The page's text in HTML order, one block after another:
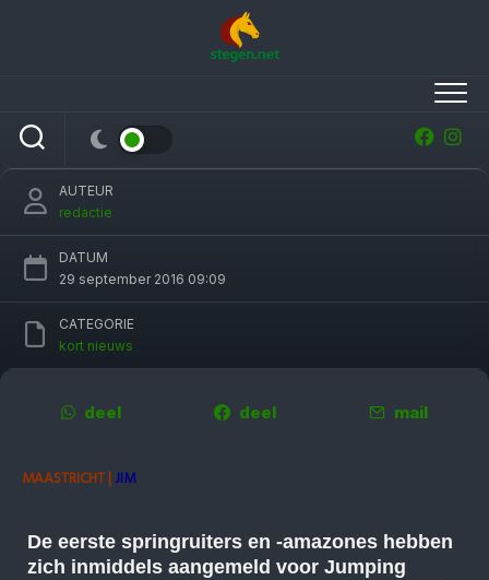
Topruiters melden zich voor Jumping Indoor
Maastricht
AUTEUR
redactie
DATUM
29 september 2016 09:09
CATEGORIE
kort nieuws
deel deel mail
MAASTRICHT |JIM
De eerste springruiters en -amazones hebben
zich inmiddels aangemeld voor Jumping